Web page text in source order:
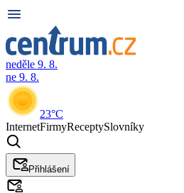
neděle 9. 8.
ne 9. 8.
23°C
InternetFirmyReceptySlovníky
Přihlášení